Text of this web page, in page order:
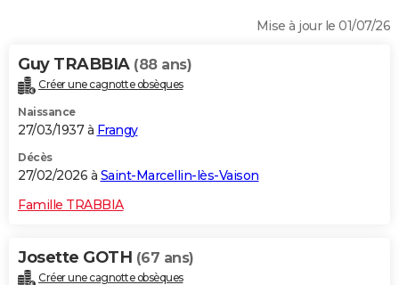
Alimentation
Guide de la santé
Maladies
Médicaments
Sommeil
VOYAGE
Destinations
City break
Voyage nature
Voyage de noces
Forum
Climat
+PHOTO
GUIDES D'ACHAT
BONS PLANS
CARTE DE VOEUX
Dictionnaire
Biographies
Citations
Expressions
Proverbes
PROGRAMME TV
Mise à jour le 01/07/26
Guy TRABBIA (88 ans)
Créer une cagnotte obsèques
Naissance
27/03/1937 à Frangy
Décès
27/02/2026 à Saint-Marcellin-lès-Vaison
Famille TRABBIA
Josette GOTH (67 ans)
Créer une cagnotte obsèques